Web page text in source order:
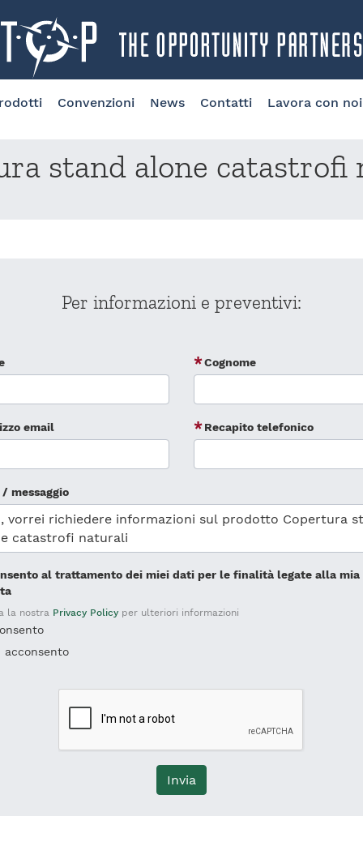
Convenzioni News Contatti Lavora con noi
stand alone catastrofi
Per informazioni e preventivi:
Cognome
email Recapito telefonico
/ messaggio
al trattamento dei miei dati per le finalità legate alla mia
la nostra Privacy Policy per ulteriori informazioni
acconsento
Invia